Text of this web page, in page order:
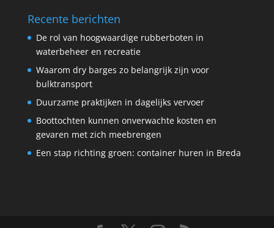
Recente berichten
De rol van hoogwaardige rubberboten in
waterbeheer en recreatie
Waarom dry barges zo belangrijk zijn voor
bulktransport
Duurzame praktijken in dagelijks vervoer
Boottochten kunnen onverwachte kosten en
gevaren met zich meebrengen
Een stap richting groen: container huren in Breda